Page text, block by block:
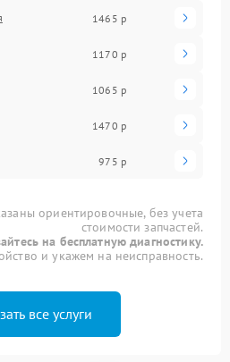
1465 р
1170 р
1065 р
1470 р
975 р
ориентировочные, без учета
стоимости запчастей.
на бесплатную диагностику.
и укажем на неисправность.
все услуги